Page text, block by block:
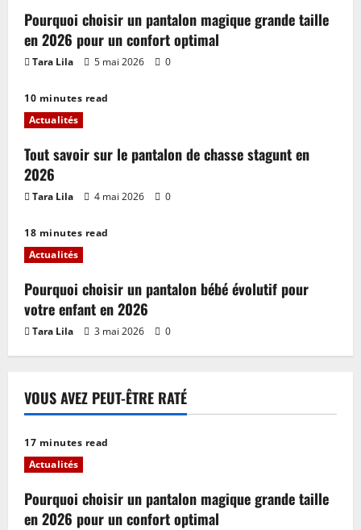
Pourquoi choisir un pantalon magique grande taille
en 2026 pour un confort optimal
Tara Lila 5 mai 2026 0
10 minutes read
Actualités
Tout savoir sur le pantalon de chasse stagunt en
2026
Tara Lila 4 mai 2026 0
18 minutes read
Actualités
Pourquoi choisir un pantalon bébé évolutif pour
votre enfant en 2026
Tara Lila 3 mai 2026 0
VOUS AVEZ PEUT-ÊTRE RATÉ
17 minutes read
Actualités
Pourquoi choisir un pantalon magique grande taille
en 2026 pour un confort optimal